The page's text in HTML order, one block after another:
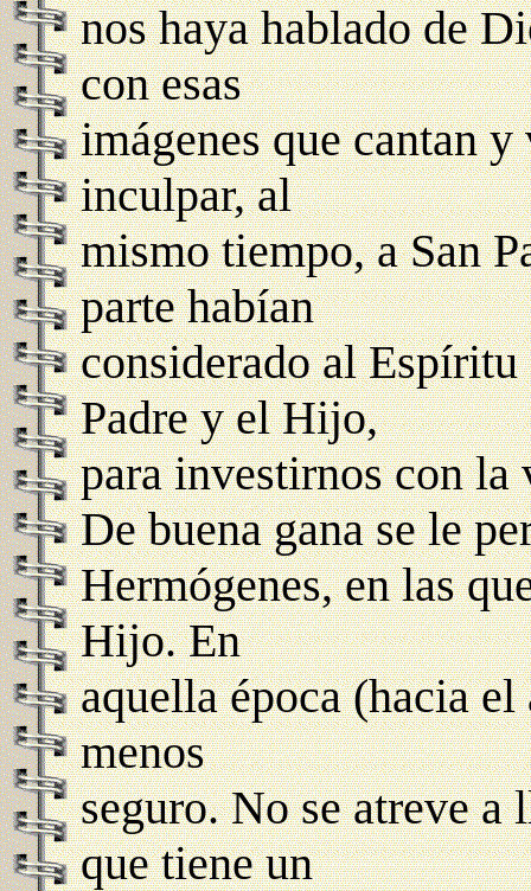
nos haya hablado de
con esas
imágenes que cantan
inculpar, al
mismo tiempo, a San
parte habían
considerado al
Padre y el Hijo,
para investirnos con
De buena gana se le
Hermógenes, en las
Hijo. En
aquella época (hacia
menos
seguro. No se atreve a
que tiene un